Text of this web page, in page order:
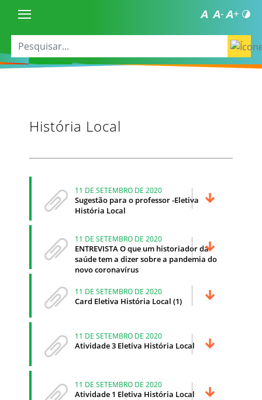
História Local
11 DE SETEMBRO DE 2020
Sugestão para o professor -Eletiva
História Local
11 DE SETEMBRO DE 2020
ENTREVISTA O que um historiador da
saúde tem a dizer sobre a pandemia do
novo coronavírus
11 DE SETEMBRO DE 2020
Card Eletiva História Local (1)
11 DE SETEMBRO DE 2020
Atividade 3 Eletiva História Local
11 DE SETEMBRO DE 2020
Atividade 1 Eletiva História Local